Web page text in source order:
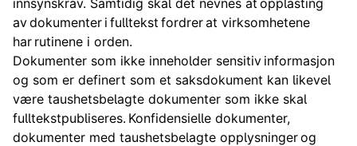
innsynskrav. Samtidig skal det nevnes at opplasting
av dokumenter i fulltekst fordrer at virksomhetene
har rutinene i orden.
Dokumenter som ikke inneholder sensitiv informasjon
og som er definert som et saksdokument kan likevel
være taushetsbelagte dokumenter som ikke skal
fulltekstpubliseres. Konfidensielle dokumenter,
dokumenter med taushetsbelagte opplysninger og